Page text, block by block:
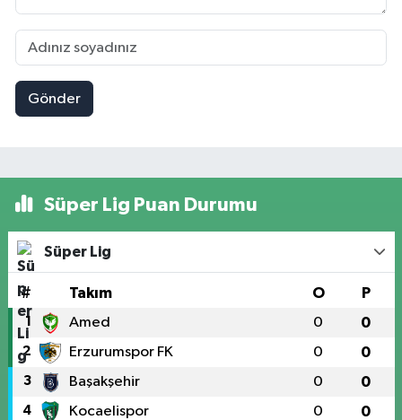
Gönder
Süper Lig Puan Durumu
Süper Lig
# Takım O P
1 Amed 0 0
2 Erzurumspor FK 0 0
3 Başakşehir 0 0
4 Kocaelispor 0 0